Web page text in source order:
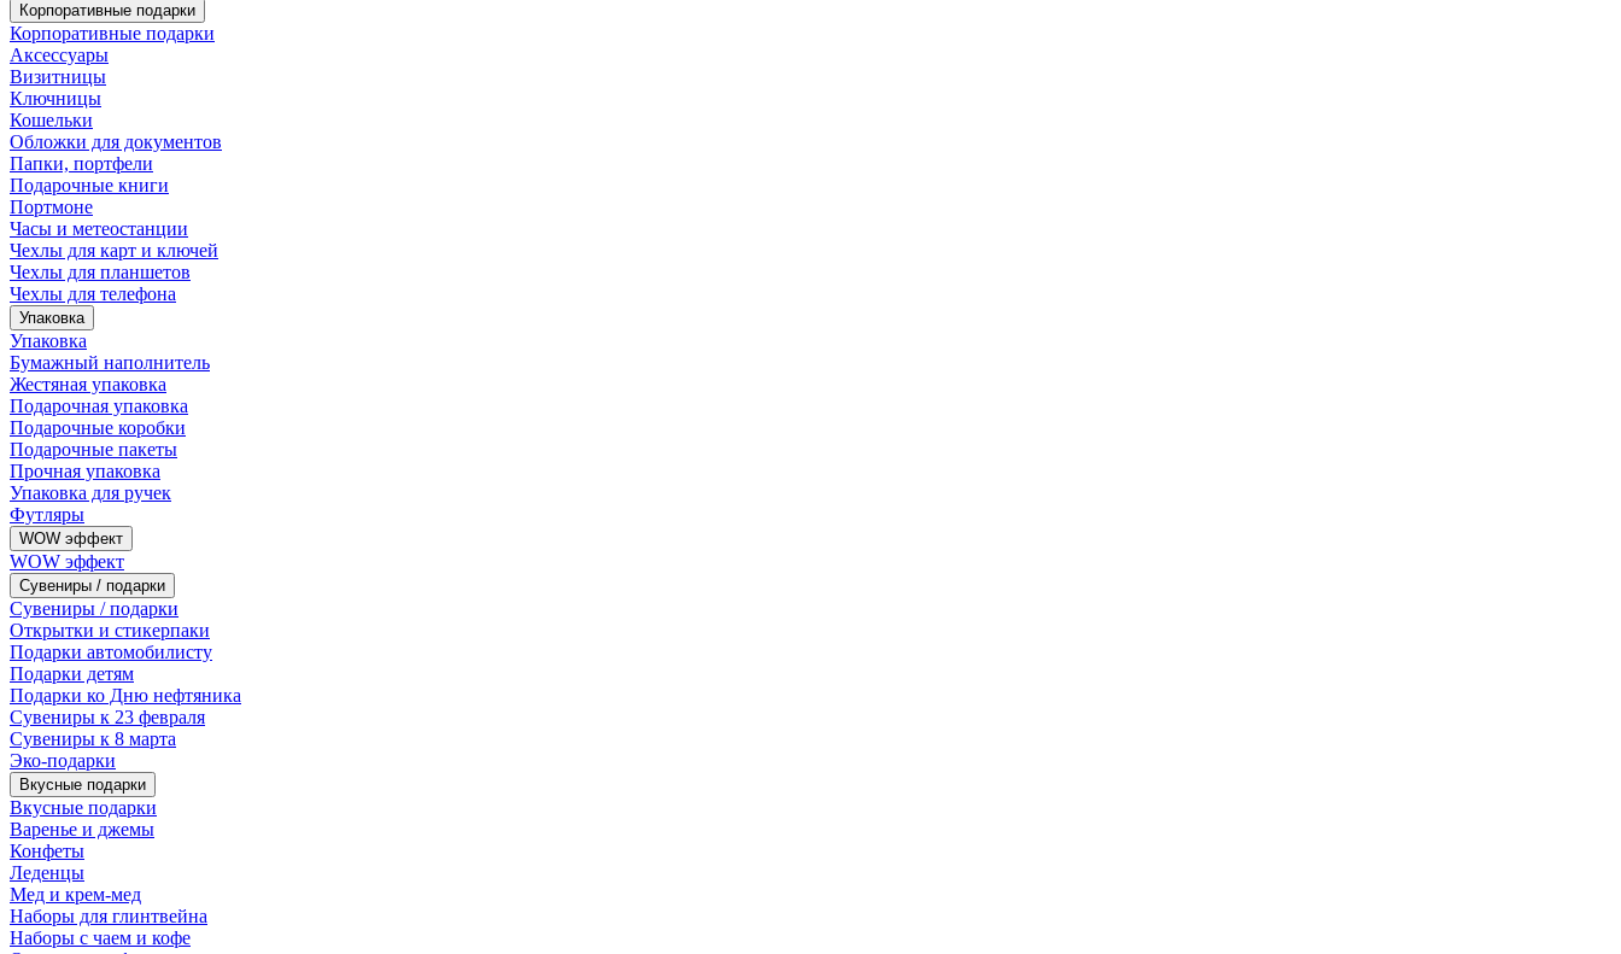
Корпоративные подарки
Корпоративные подарки
Аксессуары
Визитницы
Ключницы
Кошельки
Обложки для документов
Папки, портфели
Подарочные книги
Портмоне
Часы и метеостанции
Чехлы для карт и ключей
Чехлы для планшетов
Чехлы для телефона
Упаковка
Упаковка
Бумажный наполнитель
Жестяная упаковка
Подарочная упаковка
Подарочные коробки
Подарочные пакеты
Прочная упаковка
Упаковка для ручек
Футляры
WOW эффект
WOW эффект
Сувениры / подарки
Сувениры / подарки
Открытки и стикерпаки
Подарки автомобилисту
Подарки детям
Подарки ко Дню нефтяника
Сувениры к 23 февраля
Сувениры к 8 марта
Эко-подарки
Вкусные подарки
Вкусные подарки
Варенье и джемы
Конфеты
Леденцы
Мед и крем-мед
Наборы для глинтвейна
Наборы с чаем и кофе